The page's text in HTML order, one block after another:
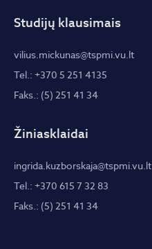
Studijų klausimais
vilius.mickunas@tspmi.vu.lt
Tel.: +370 5 251 4135
Faks.: (5) 251 41 34
Žiniasklaidai
ingrida.kuzborskaja@tspmi.vu.lt
Tel.: +370 615 7 32 83
Faks.: (5) 251 41 34